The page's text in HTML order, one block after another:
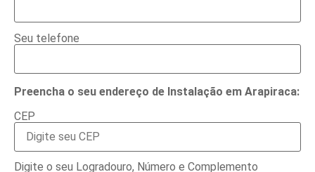
Seu telefone
Preencha o seu endereço de Instalação em Arapiraca:
CEP
Digite o seu Logradouro, Número e Complemento